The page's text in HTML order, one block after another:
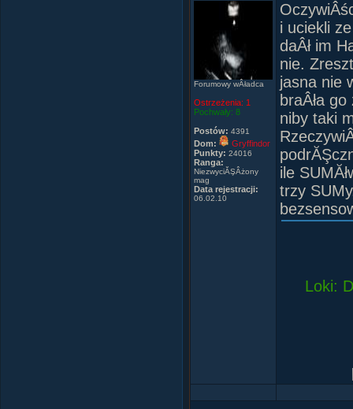
Forumowy wÂładca
Ostrzeżenia: 1
Pochwały: 8
Postów: 4391
Dom:
Gryffindor
Punkty: 24016
Ranga:
NiezwyciĂŞÂżony
mag
Data rejestracji:
06.02.10
i uciekli
daÂł im
nie.
jasna nie
braÂła
niby taki
ile
trzy
Loki: